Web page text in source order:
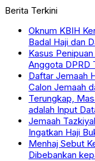
Berita Terkini
Oknum KBIH
Badal Haji dan
Kasus
Anggota DPRD
Daftar Jemaah
Calon Jemaah
Terungkap,
adalah Input
Jemaah
Ingatkan Haji
Menhaj Sebut
Dibebankan